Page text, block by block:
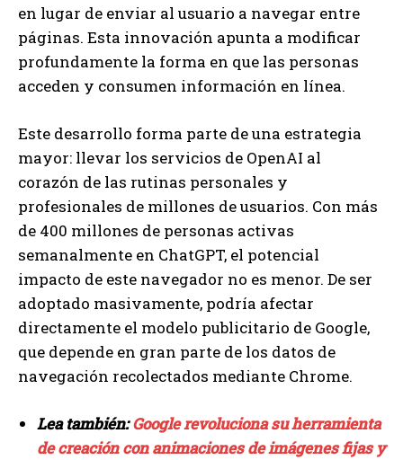
en lugar de enviar al usuario a navegar entre
páginas. Esta innovación apunta a modificar
profundamente la forma en que las personas
acceden y consumen información en línea.
Este desarrollo forma parte de una estrategia
mayor: llevar los servicios de OpenAI al
corazón de las rutinas personales y
profesionales de millones de usuarios. Con más
de 400 millones de personas activas
semanalmente en ChatGPT, el potencial
impacto de este navegador no es menor. De ser
adoptado masivamente, podría afectar
directamente el modelo publicitario de Google,
que depende en gran parte de los datos de
navegación recolectados mediante Chrome.
Lea también:Google revoluciona su herramienta
de creación con animaciones de imágenes fijas y